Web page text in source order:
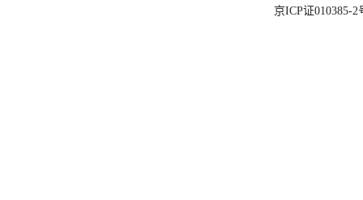
京ICP证010385-2